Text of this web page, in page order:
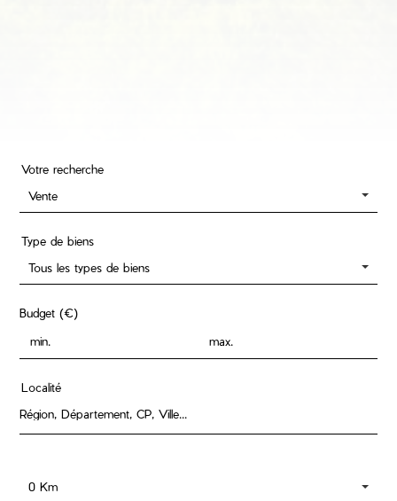
Votre recherche
Vente
Type de biens
Tous les types de biens
Budget (€)
Localité
0 Km